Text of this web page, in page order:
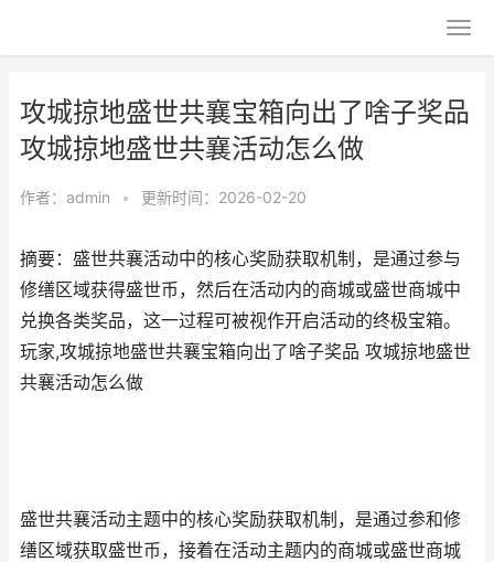
攻城掠地盛世共襄宝箱向出了啥子奖品
攻城掠地盛世共襄活动怎么做
作者： admin • 更新时间：2026-02-20
摘要：盛世共襄活动中的核心奖励获取机制，是通过参与
修缮区域获得盛世币，然后在活动内的商城或盛世商城中
兑换各类奖品，这一过程可被视作开启活动的终极宝箱。
玩家,攻城掠地盛世共襄宝箱向出了啥子奖品 攻城掠地盛世
共襄活动怎么做
盛世共襄活动主题中的核心奖励获取机制，是通过参和修
缮区域获取盛世币，接着在活动主题内的商城或盛世商城